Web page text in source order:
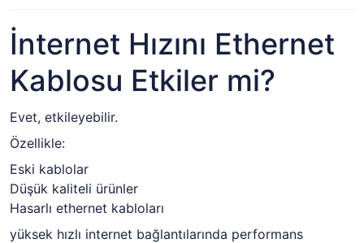
İnternet Hızını Ethernet
Kablosu Etkiler mi?
Evet, etkileyebilir.
Özellikle:
Eski kablolar
Düşük kaliteli ürünler
Hasarlı ethernet kabloları
yüksek hızlı internet bağlantılarında performans